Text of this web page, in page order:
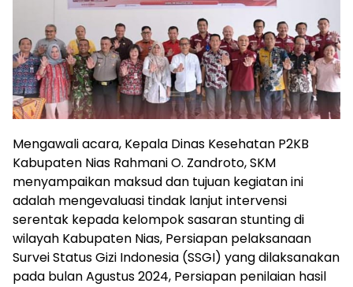
Mengawali acara, Kepala Dinas Kesehatan P2KB
Kabupaten Nias Rahmani O. Zandroto, SKM
menyampaikan maksud dan tujuan kegiatan ini
adalah mengevaluasi tindak lanjut intervensi
serentak kepada kelompok sasaran stunting di
wilayah Kabupaten Nias, Persiapan pelaksanaan
Survei Status Gizi Indonesia (SSGI) yang dilaksanakan
pada bulan Agustus 2024, Persiapan penilaian hasil